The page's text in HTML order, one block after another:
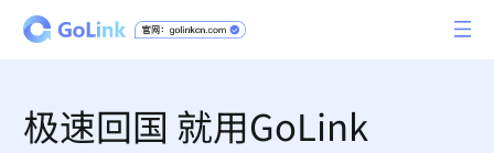
极速回国 就用GoLink